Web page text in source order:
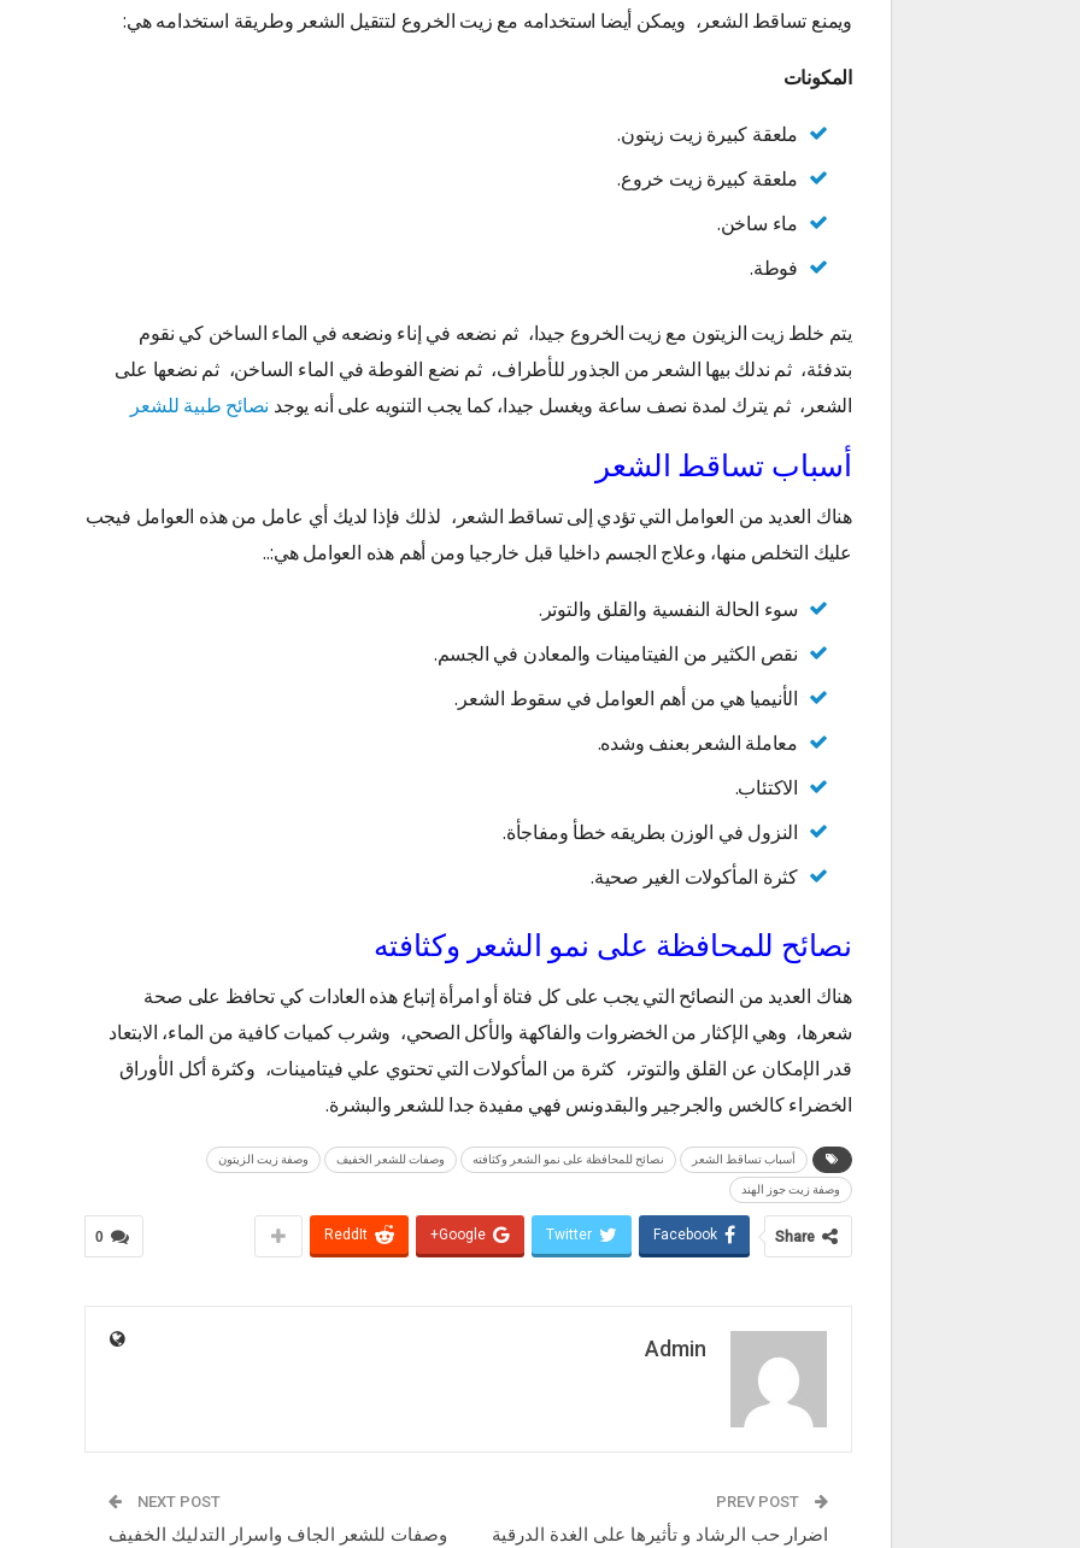
ويمنع تساقط الشعر، ويمكن أيضا استخدامه مع زيت الخروع لتتقيل الشعر وطريقة استخدامه هي:
المكونات
ملعقة كبيرة زيت زيتون.
ملعقة كبيرة زيت خروع.
ماء ساخن.
فوطة.
يتم خلط زيت الزيتون مع زيت الخروع جيدا، ثم نضعه في إناء ونضعه في الماء الساخن كي نقوم
بتدفئة، ثم ندلك بيها الشعر من الجذور للأطراف، ثم نضع الفوطة في الماء الساخن، ثم نضعها على
الشعر، ثم يترك لمدة نصف ساعة ويغسل جيدا، كما يجب التنويه على أنه يوجد نصائح طبية للشعر
أسباب تساقط الشعر
هناك العديد من العوامل التي تؤدي إلى تساقط الشعر، لذلك فإذا لديك أي عامل من هذه العوامل فيجب
عليك التخلص منها، وعلاج الجسم داخليا قبل خارجيا ومن أهم هذه العوامل هي:..
سوء الحالة النفسية والقلق والتوتر.
نقص الكثير من الفيتامينات والمعادن في الجسم.
الأنيميا هي من أهم العوامل في سقوط الشعر.
معاملة الشعر بعنف وشده.
الاكتئاب.
النزول في الوزن بطريقه خطأ ومفاجأة.
كثرة المأكولات الغير صحية.
نصائح للمحافظة على نمو الشعر وكثافته
هناك العديد من النصائح التي يجب على كل فتاة أو امرأة إتباع هذه العادات كي تحافظ على صحة
شعرها، وهي الإكثار من الخضروات والفاكهة والأكل الصحي، وشرب كميات كافية من الماء، الابتعاد
قدر الإمكان عن القلق والتوتر، كثرة من المأكولات التي تحتوي علي فيتامينات، وكثرة أكل الأوراق
الخضراء كالخس والجرجير والبقدونس فهي مفيدة جدا للشعر والبشرة.
أسباب تساقط الشعر نصائح للمحافظة على نمو الشعر وكثافته وصفات للشعر الخفيف وصفة زيت الزيتون
وصفة زيت جوز الهند
0 Share
Facebook
Twitter
Google+
ReddIt
Admin
اضرار حب الرشاد و تأثيرها على الغدة الدرقية
NEXT POST
وصفات للشعر الجاف واسرار التدليك الخفيف